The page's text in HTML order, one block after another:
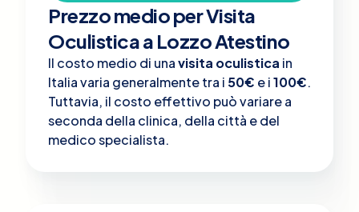
Prezzo medio per Visita
Oculistica a Lozzo Atestino
Il costo medio di unavisita oculistica in
Italia varia generalmente tra i 50€ e i100€.
Tuttavia, il costo effettivo può variare a
seconda della clinica, della città e del
medico specialista.